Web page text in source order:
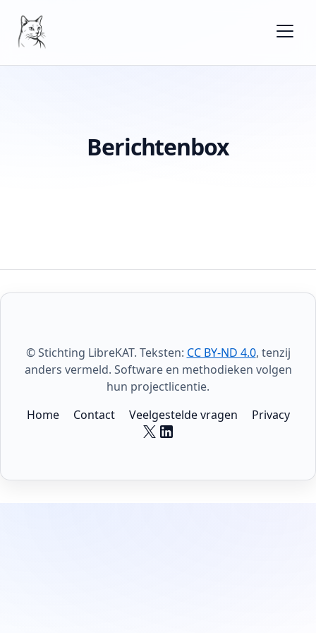
Berichtenbox
© Stichting LibreKAT. Teksten: CC BY-ND 4.0, tenzij
anders vermeld. Software en methodieken volgen
hun projectlicentie.
Home
Contact Veelgestelde vragen Privacy